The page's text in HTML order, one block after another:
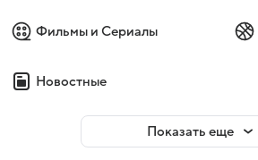
Фильмы и Сериалы
Новостные
Показать еще